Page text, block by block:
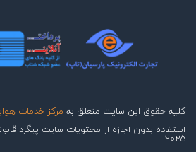
بهمرکز خدمات هوایی پرشینمیباشد .
استفاده بدون اجازه از محتویات سایت پیگرد قانونی دارد. CopyRight © 2007-